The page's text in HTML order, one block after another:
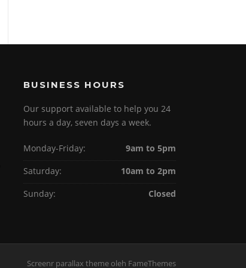
BUSINESS HOURS
Our support available to help you 24
hours a day, seven days a week.
Monday-Friday:
9am to 5pm
Saturday:
10am to 2pm
Sunday:
Closed
Screenr parallax theme oleh FameThemes